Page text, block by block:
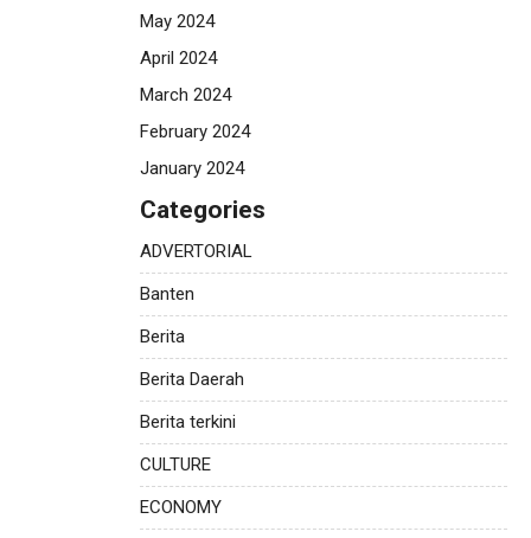
May 2024
April 2024
March 2024
February 2024
January 2024
Categories
ADVERTORIAL
Banten
Berita
Berita Daerah
Berita terkini
CULTURE
ECONOMY